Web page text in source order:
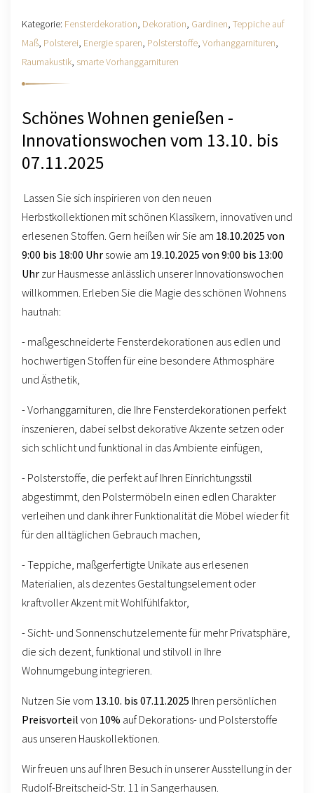
Kategorie: Fensterdekoration, Dekoration, Gardinen, Teppiche auf
Maß, Polsterei, Energie sparen, Polsterstoffe, Vorhanggarnituren,
Raumakustik, smarte Vorhanggarnituren
Schönes Wohnen genießen -
Innovationswochen vom 13.10. bis
07.11.2025
Lassen Sie sich inspirieren von den neuen
Herbstkollektionen mit schönen Klassikern, innovativen und
erlesenen Stoffen. Gern heißen wir Sie am 18.10.2025 von
9:00 bis 18:00 Uhr sowie am 19.10.2025 von 9:00 bis 13:00
Uhr zur Hausmesse anlässlich unserer Innovationswochen
willkommen. Erleben Sie die Magie des schönen Wohnens
hautnah:
- maßgeschneiderte Fensterdekorationen aus edlen und
hochwertigen Stoffen für eine besondere Athmosphäre
und Ästhetik,
- Vorhanggarnituren, die Ihre Fensterdekorationen perfekt
inszenieren, dabei selbst dekorative Akzente setzen oder
sich schlicht und funktional in das Ambiente einfügen,
- Polsterstoffe, die perfekt auf Ihren Einrichtungsstil
abgestimmt, den Polstermöbeln einen edlen Charakter
verleihen und dank ihrer Funktionalität die Möbel wieder fit
für den alltäglichen Gebrauch machen,
- Teppiche, maßgerfertigte Unikate aus erlesenen
Materialien, als dezentes Gestaltungselement oder
kraftvoller Akzent mit Wohlfühlfaktor,
- Sicht- und Sonnenschutzelemente für mehr Privatsphäre,
die sich dezent, funktional und stilvoll in Ihre
Wohnumgebung integrieren.
Nutzen Sie vom 13.10. bis 07.11.2025 Ihren persönlichen
Preisvorteil von 10% auf Dekorations- und Polsterstoffe
aus unseren Hauskollektionen.
Wir freuen uns auf Ihren Besuch in unserer Ausstellung in der
Rudolf-Breitscheid-Str. 11 in Sangerhausen.